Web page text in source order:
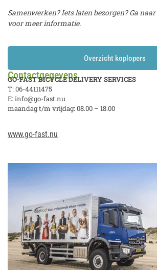
Samenwerken? Iets laten bezorgen? Ga naar
voor meer informatie.
Overzicht koplopers
Contactgegevens
GO-FAST BICYCLE DELIVERY SERVICES
T: 06-44111475
E: info@go-fast.nu
maandag t/m vrijdag: 08.00 – 18.00
www.go-fast.nu